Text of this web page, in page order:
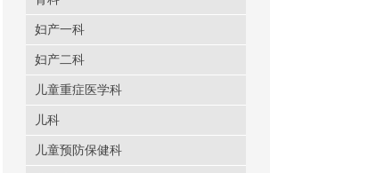
妇产一科
妇产二科
儿童重症医学科
儿科
儿童预防保健科